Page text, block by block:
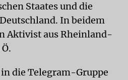
Staates und die
In beidem
Aktivist aus Rheinland-
die Telegram-Gruppe